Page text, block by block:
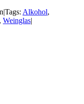
|Tags: Alkohol,
, Weinglas|